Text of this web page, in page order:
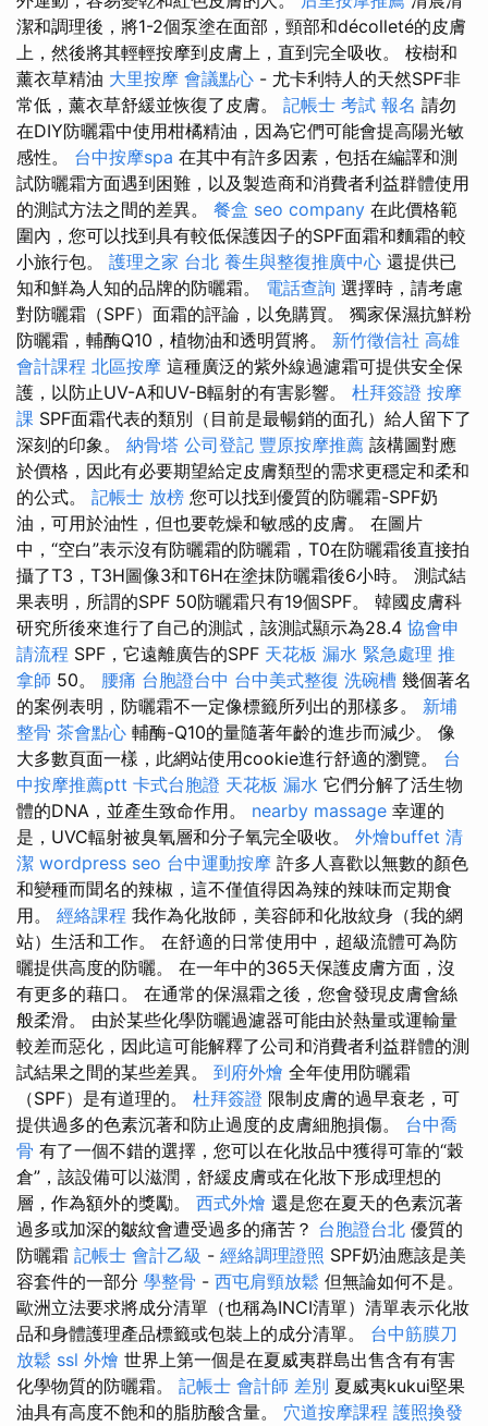
潔和調理後，將1-2個泵塗在面部，頸部和décolleté的皮膚
上，然後將其輕輕按摩到皮膚上，直到完全吸收。 桉樹和
薰衣草精油 大里按摩 會議點心 - 尤卡利特人的天然SPF非
常低，薰衣草舒緩並恢復了皮膚。 記帳士 考試 報名 請勿
在DIY防曬霜中使用柑橘精油，因為它們可能會提高陽光敏
感性。 台中按摩spa 在其中有許多因素，包括在編譯和測
試防曬霜方面遇到困難，以及製造商和消費者利益群體使用
的測試方法之間的差異。 餐盒 seo company 在此價格範
圍內，您可以找到具有較低保護因子的SPF面霜和麵霜的較
小旅行包。 護理之家 台北 養生與整復推廣中心 還提供已
知和鮮為人知的品牌的防曬霜。 電話查詢 選擇時，請考慮
對防曬霜（SPF）面霜的評論，以免購買。 獨家保濕抗鮮粉
防曬霜，輔酶Q10，植物油和透明質將。 新竹徵信社 高雄
會計課程 北區按摩 這種廣泛的紫外線過濾霜可提供安全保
護，以防止UV-A和UV-B輻射的有害影響。 杜拜簽證 按摩
課 SPF面霜代表的類別（目前是最暢銷的面孔）給人留下了
深刻的印象。 納骨塔 公司登記 豐原按摩推薦 該構圖對應
於價格，因此有必要期望給定皮膚類型的需求更穩定和柔和
的公式。 記帳士 放榜 您可以找到優質的防曬霜-SPF奶
油，可用於油性，但也要乾燥和敏感的皮膚。 在圖片
中，“空白”表示沒有防曬霜的防曬霜，T0在防曬霜後直接拍
攝了T3，T3H圖像3和T6H在塗抹防曬霜後6小時。 測試結
果表明，所謂的SPF 50防曬霜只有19個SPF。 韓國皮膚科
研究所後來進行了自己的測試，該測試顯示為28.4 協會申
請流程 SPF，它遠離廣告的SPF 天花板 漏水 緊急處理 推
拿師 50。 腰痛 台胞證台中 台中美式整復 洗碗槽 幾個著名
的案例表明，防曬霜不一定像標籤所列出的那樣多。 新埔
整骨 茶會點心 輔酶-Q10的量隨著年齡的進步而減少。 像
大多數頁面一樣，此網站使用cookie進行舒適的瀏覽。 台
中按摩推薦ptt 卡式台胞證 天花板 漏水 它們分解了活生物
體的DNA，並產生致命作用。 nearby massage 幸運的
是，UVC輻射被臭氧層和分子氧完全吸收。 外燴buffet 清
潔 wordpress seo 台中運動按摩 許多人喜歡以無數的顏色
和變種而聞名的辣椒，這不僅值得因為辣的辣味而定期食
用。 經絡課程 我作為化妝師，美容師和化妝紋身（我的網
站）生活和工作。 在舒適的日常使用中，超級流體可為防
曬提供高度的防曬。 在一年中的365天保護皮膚方面，沒
有更多的藉口。 在通常的保濕霜之後，您會發現皮膚會絲
般柔滑。 由於某些化學防曬過濾器可能由於熱量或運輸量
較差而惡化，因此這可能解釋了公司和消費者利益群體的測
試結果之間的某些差異。 到府外燴 全年使用防曬霜
（SPF）是有道理的。 杜拜簽證 限制皮膚的過早衰老，可
提供過多的色素沉著和防止過度的皮膚細胞損傷。 台中喬
骨 有了一個不錯的選擇，您可以在化妝品中獲得可靠的“穀
倉”，該設備可以滋潤，舒緩皮膚或在化妝下形成理想的
層，作為額外的獎勵。 西式外燴 還是您在夏天的色素沉著
過多或加深的皺紋會遭受過多的痛苦？ 台胞證台北 優質的
防曬霜 記帳士 會計乙級 - 經絡調理證照 SPF奶油應該是美
容套件的一部分 學整骨 - 西屯肩頸放鬆 但無論如何不是。
歐洲立法要求將成分清單（也稱為INCI清單）清單表示化妝
品和身體護理產品標籤或包裝上的成分清單。 台中筋膜刀
放鬆 ssl 外燴 世界上第一個是在夏威夷群島出售含有有害
化學物質的防曬霜。 記帳士 會計師 差別 夏威夷kukui堅果
油具有高度不飽和的脂肪酸含量。 穴道按摩課程 護照換發